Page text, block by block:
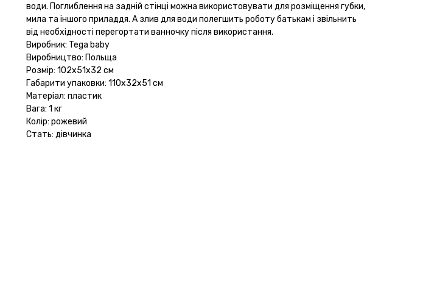
води. Поглиблення на задній стінці можна використовувати для розміщення губки,
мила та іншого приладдя. А злив для води полегшить роботу батькам і звільнить
від необхідності перегортати ванночку після використання.
Виробник: Tega baby
Виробництво: Польща
Розмір: 102х51х32 см
Габарити упаковки: 110х32х51 см
Матеріал: пластик
Вага: 1 кг
Колір: рожевий
Стать: дівчинка